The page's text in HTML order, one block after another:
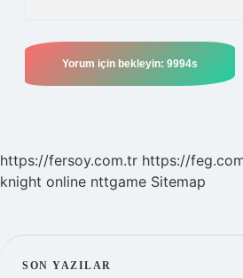
https://fersoy.com.tr https://
knight online nttgame Sitemap
SON YAZILAR